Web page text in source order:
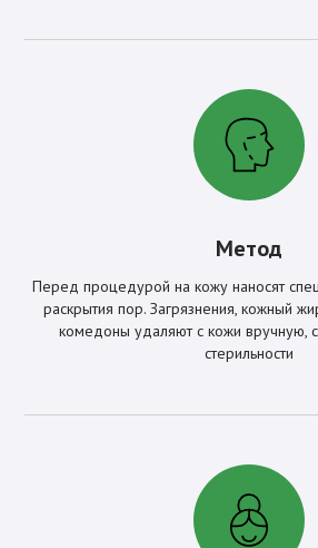
Метод
Перед процедурой на кожу наносят
раскрытия пор. Загрязнения, кожный
комедоны удаляют с кожи вручную,
стерильности